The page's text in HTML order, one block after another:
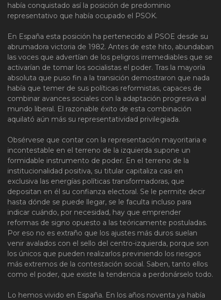
había conquistado así la posición de predominio
representativo que había ocupado el PSOK.
En España esta posición ha pertenecido al PSOE desde su
abrumadora victoria de 1982. Antes de este hito, abundaban
las voces que advertían de los peligros irremediables que se
activarían de tomar los socialistas el poder. Tras la mayoría
absoluta que puso fin a la transición demostraron que nada
había que temer de sus políticas reformistas, capaces de
combinar avances sociales con la adaptación progresiva al
mundo liberal. El razonable éxito de esta combinación
aquilató aún más su representatividad privilegiada.
Obsérvese que contar con la representación mayoritaria e
incontestable en el terreno de la izquierda supone un
formidable instrumento de poder. En el terreno de la
institucionalidad positiva, su titular capitaliza casi en
exclusiva las energías políticas transformadoras, que
depositan en él su confianza electoral. Se le permite decir
hasta dónde se puede llegar, se le faculta incluso para
indicar cuándo, por necesidad, hay que emprender
reformas de signo opuesto a las teóricamente postuladas.
Por eso no es extraño que los ajustes más duros suelan
venir avalados con el sello del centro-izquierda, porque son
los únicos que pueden realizarlos previniendo los riesgos
más extremos de la contestación social. Saben, tanto ellos
como el poder, que existe la tendencia a perdonárselo todo.
Lo hemos vivido en España. En los años noventa ya había